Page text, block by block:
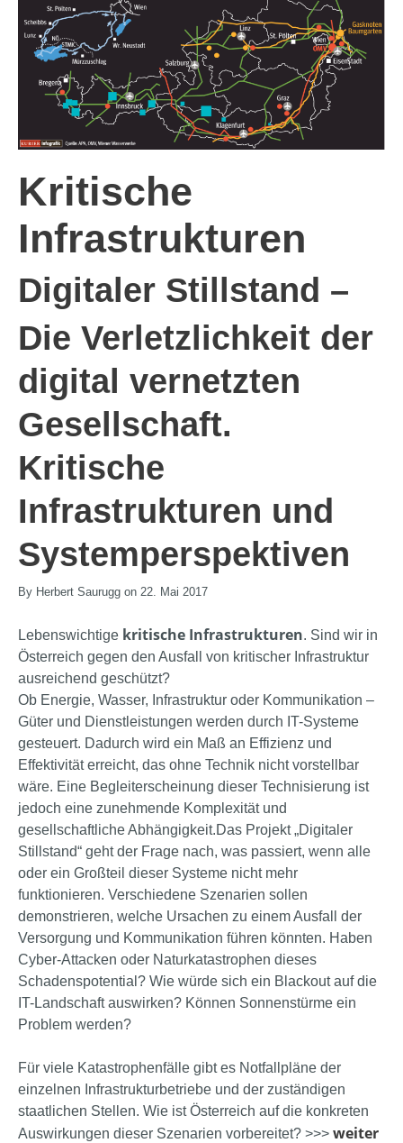
Kritische
Infrastrukturen
Digitaler Stillstand –
Die Verletzlichkeit der
digital vernetzten
Gesellschaft.
Kritische
Infrastrukturen und
Systemperspektiven
By Herbert Saurugg on 22. Mai 2017
Lebenswichtige kritische Infrastrukturen. Sind wir in
Österreich gegen den Ausfall von kritischer Infrastruktur
ausreichend geschützt?
Ob Energie, Wasser, Infrastruktur oder Kommunikation –
Güter und Dienstleistungen werden durch IT-Systeme
gesteuert. Dadurch wird ein Maß an Effizienz und
Effektivität erreicht, das ohne Technik nicht vorstellbar
wäre. Eine Begleiterscheinung dieser Technisierung ist
jedoch eine zunehmende Komplexität und
gesellschaftliche Abhängigkeit.Das Projekt „Digitaler
Stillstand“ geht der Frage nach, was passiert, wenn alle
oder ein Großteil dieser Systeme nicht mehr
funktionieren. Verschiedene Szenarien sollen
demonstrieren, welche Ursachen zu einem Ausfall der
Versorgung und Kommunikation führen könnten. Haben
Cyber-Attacken oder Naturkatastrophen dieses
Schadenspotential? Wie würde sich ein Blackout auf die
IT-Landschaft auswirken? Können Sonnenstürme ein
Problem werden?
Für viele Katastrophenfälle gibt es Notfallpläne der
einzelnen Infrastrukturbetriebe und der zuständigen
staatlichen Stellen. Wie ist Österreich auf die konkreten
Auswirkungen dieser Szenarien vorbereitet? >>> weiter